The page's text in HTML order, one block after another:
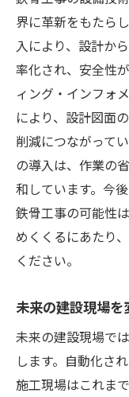
界に革新をもたら
入により、設計か
率化され、安全性
ィング・インフォ
により、設計図面
削減につながって
の導入は、作業の
和しています。今
鉄骨工事の可能性
めくくるにあたり
ください。
未来の建設現場
未来の建設現場で
します。自動化さ
施工現場はこれま